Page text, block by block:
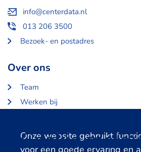
Cookie
Onze website gebruikt
voor een goede ervaring en
info@centerdata.nl
013 206 3500
Bezoek- en postadres
Over ons
Team
Werken bij
Partners en opdrachtgevers